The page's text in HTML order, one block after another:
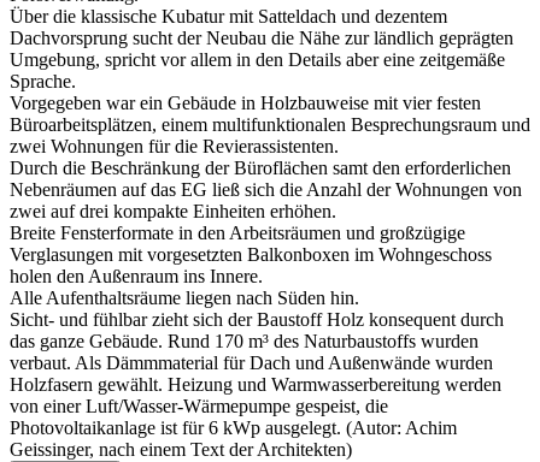
Über die klassische Kubatur mit Satteldach und dezentem
Dachvorsprung sucht der Neubau die Nähe zur ländlich geprägten
Umgebung, spricht vor allem in den Details aber eine zeitgemäße
Sprache.
Vorgegeben war ein Gebäude in Holzbauweise mit vier festen
Büroarbeitsplätzen, einem multifunktionalen Besprechungsraum und
zwei Wohnungen für die Revierassistenten.
Durch die Beschränkung der Büroflächen samt den erforderlichen
Nebenräumen auf das EG ließ sich die Anzahl der Wohnungen von
zwei auf drei kompakte Einheiten erhöhen.
Breite Fensterformate in den Arbeitsräumen und großzügige
Verglasungen mit vorgesetzten Balkonboxen im Wohngeschoss
holen den Außenraum ins Innere.
Alle Aufenthaltsräume liegen nach Süden hin.
Sicht- und fühlbar zieht sich der Baustoff Holz konsequent durch
das ganze Gebäude. Rund 170 m³ des Naturbaustoffs wurden
verbaut. Als Dämmmaterial für Dach und Außenwände wurden
Holzfasern gewählt. Heizung und Warmwasserbereitung werden
von einer Luft/Wasser-Wärmepumpe gespeist, die
Photovoltaikanlage ist für 6 kWp ausgelegt. (Autor: Achim
Geissinger, nach einem Text der Architekten)